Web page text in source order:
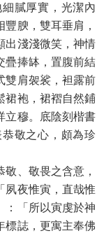
膩厚實，光潔內
腴，雙耳垂肩，
出淺淺微笑，神情
疊捧缽，置腹前結
雙肩袈裟，袒露前
裙袍，裙褶自然鋪
立穆。底陰刻楷書
敬之心，頗為珍
敬、敬畏之含意，
夙夜惟寅，直哉惟
：「所以寅虔於神
標誌，更寓主奉佛